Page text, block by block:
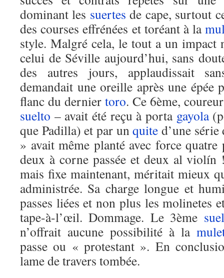
dominant les suertes de cape, surtout
des courses effrénées et toréant à la
style. Malgré cela, le tout a un impact
celui de Séville aujourd’hui, sans
des autres jours, applaudissait
demandait une oreille après une épée
flanc du dernier toro. Ce 6ème,
suelto – avait été reçu à porta gayola
que Padilla) et par unquite d’une
» avait même planté avec force
deux à corne passée et deux al
mais fixe maintenant, méritait mieux
administrée. Sa charge longue et
passes liées et non plus les molinetes
tape-à-l’œil. Dommage. Le 3ème
n’offrait aucune possibilité à la
passe ou « protestant ». En
lame de travers tombée.